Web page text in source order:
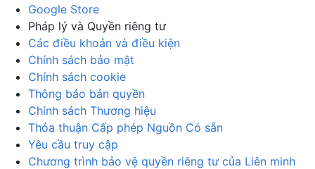
Google Store
Pháp lý và Quyền riêng tư
Các điều khoản và điều kiện
Chính sách bảo mật
Chính sách cookie
Thông báo bản quyền
Chính sách Thương hiệu
Thỏa thuận Cấp phép Nguồn Có sẵn
Yêu cầu truy cập
Chương trình bảo vệ quyền riêng tư của Liên minh